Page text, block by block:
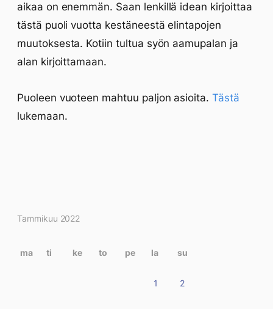
aikaa on enemmän. Saan lenkillä idean kirjoittaa
tästä puoli vuotta kestäneestä elintapojen
muutoksesta. Kotiin tultua syön aamupalan ja
alan kirjoittamaan.
Puoleen vuoteen mahtuu paljon asioita.Tästä
lukemaan.
Kirjoitukset
Tammikuu 2022
ma ti ke to pe la su
1 2